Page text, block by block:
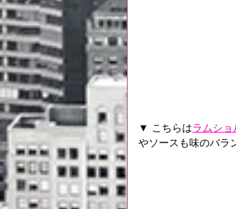
▼ こちらはラムショ
やソースも味のバラ